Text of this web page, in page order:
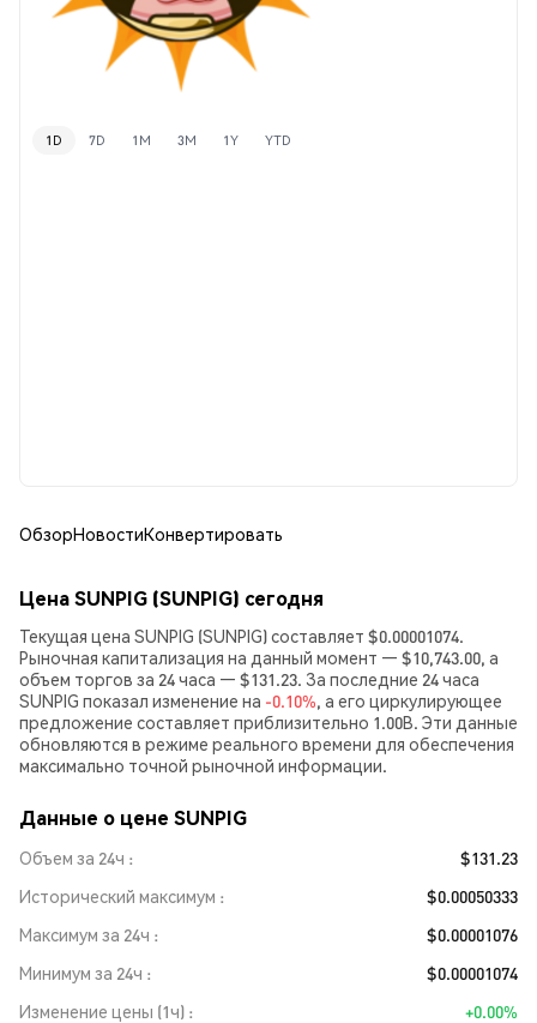
1D 7D 1M 3M 1Y YTD
ОбзорНовостиКонвертировать
Цена SUNPIG (SUNPIG) сегодня
Текущая цена SUNPIG (SUNPIG) составляет $0.00001074.
Рыночная капитализация на данный момент — $10,743.00, а
объем торгов за 24 часа — $131.23. За последние 24 часа
SUNPIG показал изменение на -0.10%, а его циркулирующее
предложение составляет приблизительно 1.00B. Эти данные
обновляются в режиме реального времени для обеспечения
максимально точной рыночной информации.
Данные о цене SUNPIG
Объем за 24ч
$131.23
Исторический максимум
$0.00050333
Максимум за 24ч
$0.00001076
Минимум за 24ч
$0.00001074
Изменение цены (1ч)
+0.00%